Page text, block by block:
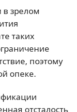
зрелом
таких
поэтому
опеке.
отсталость